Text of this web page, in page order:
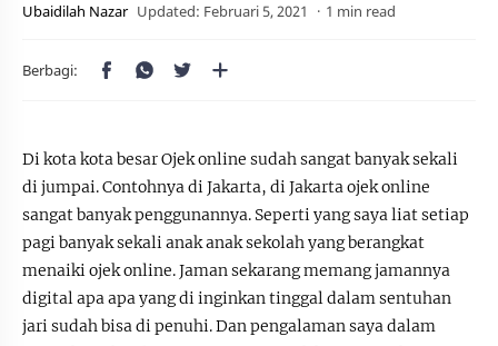
1 min read
Di kota kota besar Ojek online sudah sangat banyak sekali
di jumpai. Contohnya di Jakarta, di Jakarta ojek online
sangat banyak penggunannya. Seperti yang saya liat setiap
pagi banyak sekali anak anak sekolah yang berangkat
menaiki ojek online. Jaman sekarang memang jamannya
digital apa apa yang di inginkan tinggal dalam sentuhan
jari sudah bisa di penuhi. Dan pengalaman saya dalam